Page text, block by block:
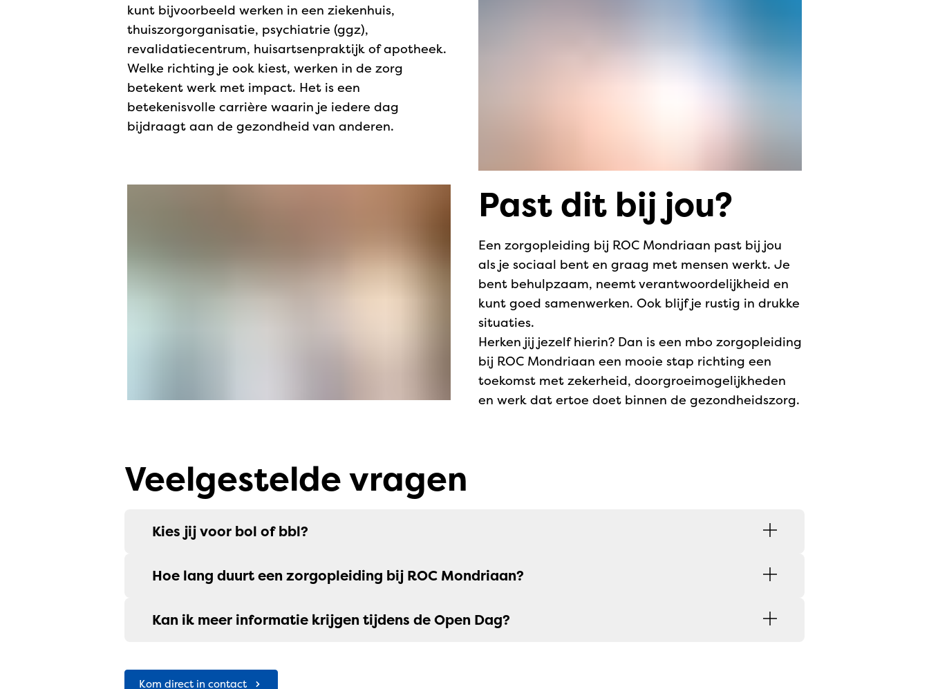
kunt bijvoorbeeld werken in een ziekenhuis,
thuiszorgorganisatie, psychiatrie (ggz),
revalidatiecentrum, huisartsenpraktijk of apotheek.
Welke richting je ook kiest, werken in de zorg
betekent werk met impact. Het is een
betekenisvolle carrière waarin je iedere dag
bijdraagt aan de gezondheid van anderen.
Past dit bij jou?
Een zorgopleiding bij ROC Mondriaan past bij jou
als je sociaal bent en graag met mensen werkt. Je
bent behulpzaam, neemt verantwoordelijkheid en
kunt goed samenwerken. Ook blijf je rustig in drukke
situaties.
Herken jij jezelf hierin? Dan is een mbo zorgopleiding
bij ROC Mondriaan een mooie stap richting een
toekomst met zekerheid, doorgroeimogelijkheden
en werk dat ertoe doet binnen de gezondheidszorg.
Veelgestelde vragen
Kies jij voor bol of bbl?
Hoe lang duurt een zorgopleiding bij ROC Mondriaan?
Kan ik meer informatie krijgen tijdens de Open Dag?
Kom direct in contact